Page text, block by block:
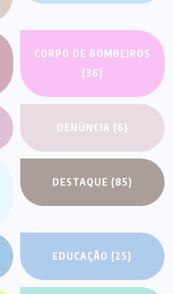
CORPO DE BOMBEIROS
(36)
DENÚNCIA (6)
DESTAQUE (85)
EDUCAÇÃO (25)